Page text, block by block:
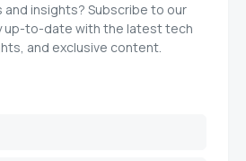
insights? Subscribe to our
up-to-date with the latest tech
and exclusive content.